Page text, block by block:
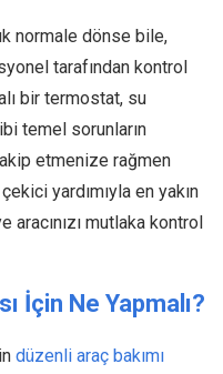
normale dönse bile,
tarafından kontrol
bir termostat, su
temel sorunların
etmenize rağmen
yardımıyla en yakın
mutlaka kontrol
İçin Ne Yapmalı?
düzenli araç bakımı